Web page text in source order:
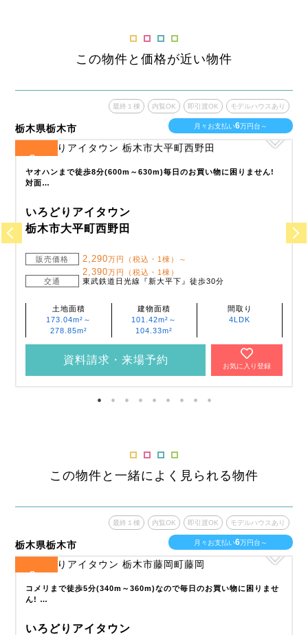
この物件と価格が近い物件
栃木県栃木市
最終１棟 内覧OK 即引渡OK モデルハウスあり
月々お支払い6万円台～
3
ヤオハンまで徒歩8分(600m～630m)毎日のお買い物に困りません!
対面…
いろどりアイタウン
栃木市大平町西野田
販売価格 2,290万円（税込・1棟）～
2,390万円（税込・1棟）
交通
東武鉄道日光線『新大平下』徒歩30分
土地面積
173.04m²～
278.85m²
建物面積
101.42m²～
104.33m²
間取り
4LDK
資料請求・来場予約
お気に入り登録
この物件と一緒によく見られる物件
栃木県栃木市
最終１棟 内覧OK 即引渡OK モデルハウスあり
月々お支払い6万円台～
3
コメリまで徒歩5分(340m～360m)なので毎日のお買い物に困りませ
ん! …
いろどりアイタウン